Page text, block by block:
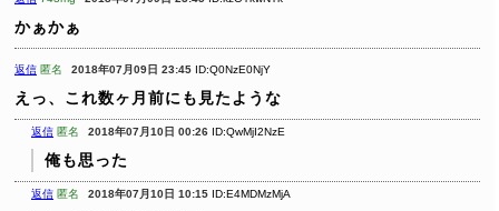
かぁかぁ
返信 匿名 2018年07月09日 23:45 ID:Q0NzE0NjY
えっ、これ数ヶ月前にも見たような
返信 匿名 2018年07月10日 00:26 ID:QwMjI2NzE
俺も思った
返信 匿名 2018年07月10日 10:15 ID:E4MDMzMjA